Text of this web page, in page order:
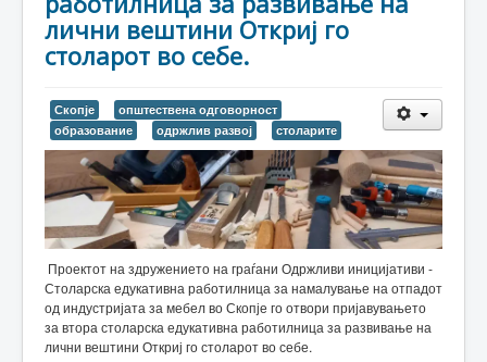
лични вештини Откриј го
столарот во себе.
Скопје
општествена одговорност
образование
одржлив развој столарите
Проектот на здружението на граѓани Одржливи иницијативи -
Столарска едукативна работилница за намалување на отпадот
од индустријата за мебел во Скопје го отвори пријавувањето
за втора столарска едукативна работилница за развивање на
лични вештини Откриј го столарот во себе.